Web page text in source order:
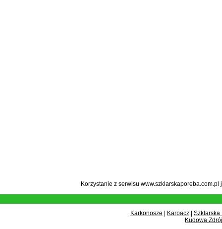
Korzystanie z serwisu
Karkonosze Karpacz
Szklarska
Kudowa